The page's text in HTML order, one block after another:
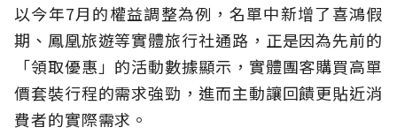
以今年7月的權益調整為例，名單中新增了喜鴻假
期、鳳凰旅遊等實體旅行社通路，正是因為先前的
「領取優惠」的活動數據顯示，實體團客購買高單
價套裝行程的需求強勁，進而主動讓回饋更貼近消
費者的實際需求。